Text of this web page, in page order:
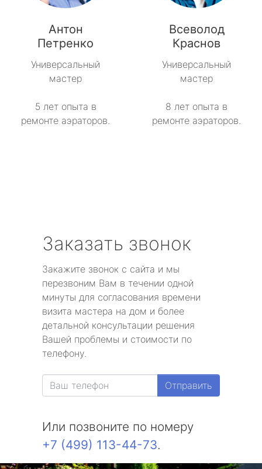
Антон
Петренко
Универсальный
мастер
5 лет опыта в
ремонте аэраторов.
Всеволод
Краснов
Универсальный
мастер
8 лет опыта в
ремонте аэраторов.
Заказать звонок
Закажите звонок с сайта и мы
перезвоним Вам в течении одной
минуты для согласования времени
визита мастера на дом и более
детальной консультации решения
Вашей проблемы и стоимости по
телефону.
Отправить
Или позвоните по номеру
+7 (499) 113-44-73.